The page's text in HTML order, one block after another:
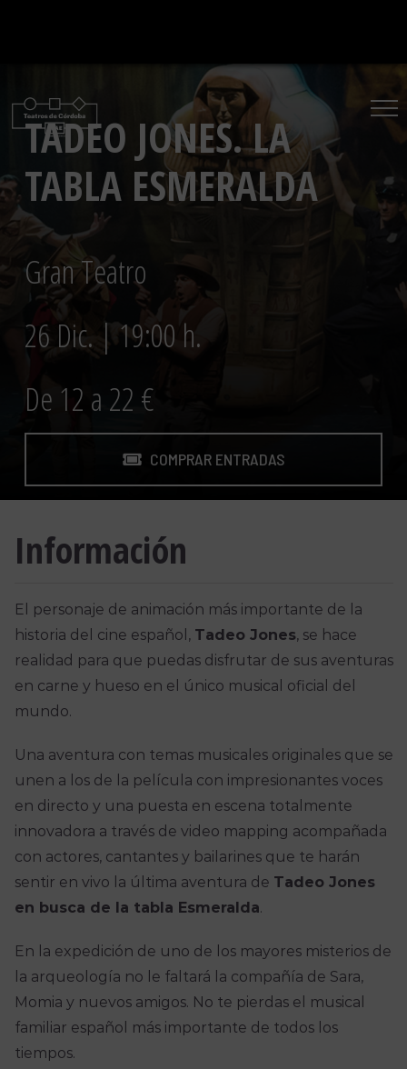
TADEO JONES. LA
TABLA ESMERALDA
Gran Teatro
26 Dic. | 19:00 h.
De 12 a 22 €
COMPRAR ENTRADAS
Información
El personaje de animación más importante de la
historia del cine español, Tadeo Jones, se hace
realidad para que puedas disfrutar de sus aventuras
en carne y hueso en el único musical oficial del
mundo.
Una aventura con temas musicales originales que se
unen a los de la película con impresionantes voces
en directo y una puesta en escena totalmente
innovadora a través de video mapping acompañada
con actores, cantantes y bailarines que te harán
sentir en vivo la última aventura de Tadeo Jones
en busca de la tabla Esmeralda.
En la expedición de uno de los mayores misterios de
la arqueología no le faltará la compañía de Sara,
Momia y nuevos amigos. No te pierdas el musical
familiar español más importante de todos los
tiempos.